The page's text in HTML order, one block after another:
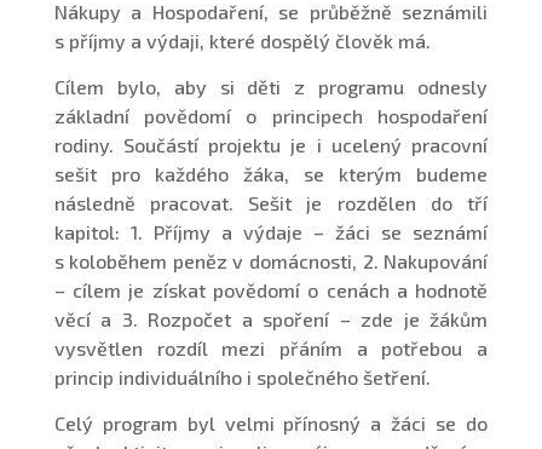
Nákupy a Hospodaření, se průběžně seznámili
s příjmy a výdaji, které dospělý člověk má.
Cílem bylo, aby si děti z programu odnesly
základní povědomí o principech hospodaření
rodiny. Součástí projektu je i ucelený pracovní
sešit pro každého žáka, se kterým budeme
následně pracovat. Sešit je rozdělen do tří
kapitol: 1. Příjmy a výdaje – žáci se seznámí
s koloběhem peněz v domácnosti, 2. Nakupování
– cílem je získat povědomí o cenách a hodnotě
věcí a 3. Rozpočet a spoření – zde je žákům
vysvětlen rozdíl mezi přáním a potřebou a
princip individuálního i společného šetření.
Celý program byl velmi přínosný a žáci se do